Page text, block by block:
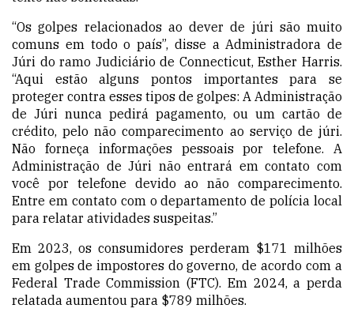
“Os golpes relacionados ao dever de júri são muito
comuns em todo o país”, disse a Administradora de
Júri do ramo Judiciário de Connecticut, Esther Harris.
“Aqui estão alguns pontos importantes para se
proteger contra esses tipos de golpes: A Administração
de Júri nunca pedirá pagamento, ou um cartão de
crédito, pelo não comparecimento ao serviço de júri.
Não forneça informações pessoais por telefone. A
Administração de Júri não entrará em contato com
você por telefone devido ao não comparecimento.
Entre em contato com o departamento de polícia local
para relatar atividades suspeitas.”
Em 2023, os consumidores perderam $171 milhões
em golpes de impostores do governo, de acordo com a
Federal Trade Commission (FTC). Em 2024, a perda
relatada aumentou para $789 milhões.